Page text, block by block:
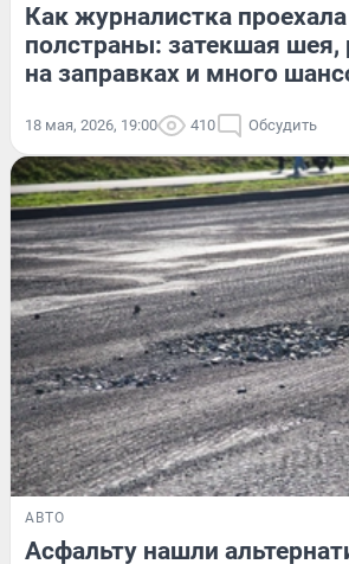
Как журналистка
полстраны: затекшая шея,
на заправках и много
18 мая, 2026, 19:00 410 Обсудить
АВТО
Асфальту нашли